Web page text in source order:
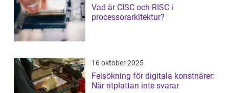
Vad är CISC och RISC i
processorarkitektur?
16 oktober 2025
Felsökning för digitala konstnärer:
När ritplattan inte svarar